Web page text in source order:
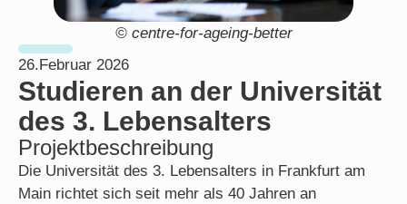
© centre-for-ageing-better
26.Februar 2026
Studieren an der Universität
des 3. Lebensalters
Projektbeschreibung
Die Universität des 3. Lebensalters in Frankfurt am
Main richtet sich seit mehr als 40 Jahren an